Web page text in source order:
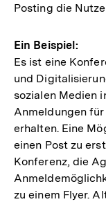
Posting die
Ein Beispiel:
Es ist eine
und
sozialen Medien
Anmeldungen
erhalten. Eine
einen Post zu
Konferenz, die
zu einem Flyer.